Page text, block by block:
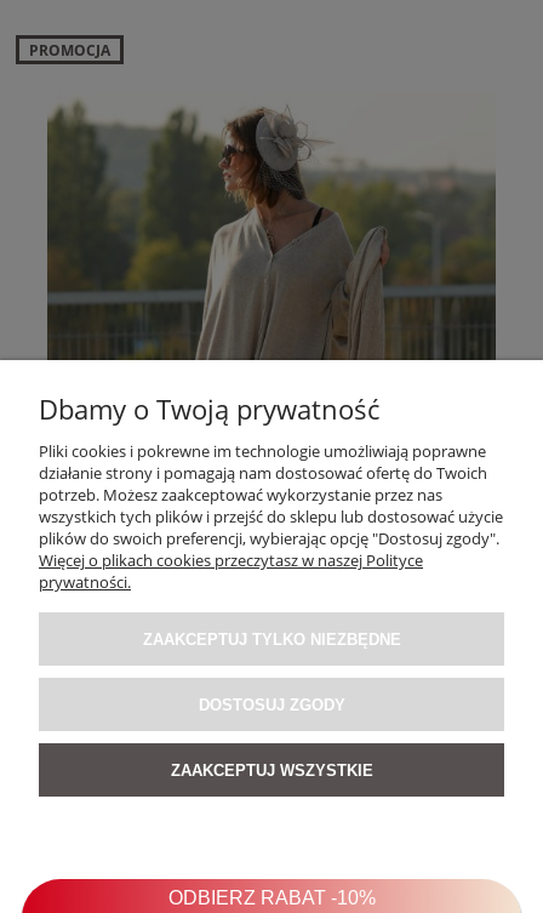
Sukienka Dzianinowa Vestido Beżowa
Cena regularna:299,00 zł
PROMOCJA
Dbamy o Twoją prywatność
Pliki cookies i pokrewne im technologie umożliwiają poprawne
działanie strony i pomagają nam dostosować ofertę do Twoich
potrzeb. Możesz zaakceptować wykorzystanie przez nas
wszystkich tych plików i przejść do sklepu lub dostosować użycie
plików do swoich preferencji, wybierając opcję "Dostosuj zgody".
Więcej o plikach cookies przeczytasz w naszej Polityce
prywatności.
ZAAKCEPTUJ TYLKO NIEZBĘDNE
DOSTOSUJ ZGODY
ZAAKCEPTUJ WSZYSTKIE